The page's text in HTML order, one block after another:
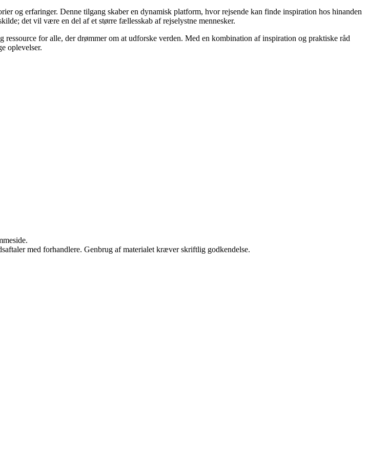
og erfaringer. Denne tilgang skaber en dynamisk platform, hvor rejsende kan finde inspiration hos hinanden
det vil være en del af et større fællesskab af rejselystne mennesker.
for alle, der drømmer om at udforske verden. Med en kombination af inspiration og praktiske råd
oplevelser.
med forhandlere. Genbrug af materialet kræver skriftlig godkendelse.